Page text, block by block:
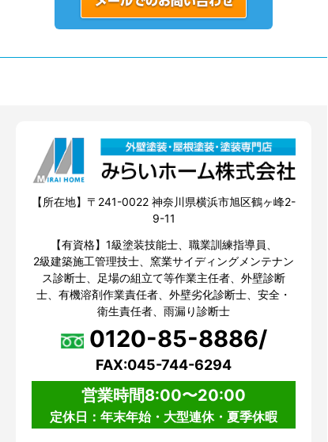
【所在地】〒241-0022 神奈川県横浜市旭区鶴ヶ峰2-
9-11
【有資格】1級塗装技能士、職業訓練指導員、
2級建築施工管理技士、窯業サイディングメンテナン
ス診断士、足場の組立て等作業主任者、外壁診断
士、有機溶剤作業責任者、外壁劣化診断士、安全・
衛生責任者、雨漏り診断士
0120-85-8886/
FAX:045-744-6294
営業時間8:00〜20:00
定休日：年末年始・大型連休・夏季休暇